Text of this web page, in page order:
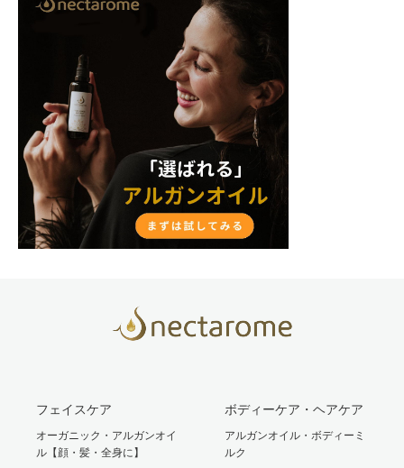
フェイスケア
オーガニック・アルガンオイ
ル【顔・髪・全身に】
ボディーケア・ヘアケア
アルガンオイル・ボディーミ
ルク